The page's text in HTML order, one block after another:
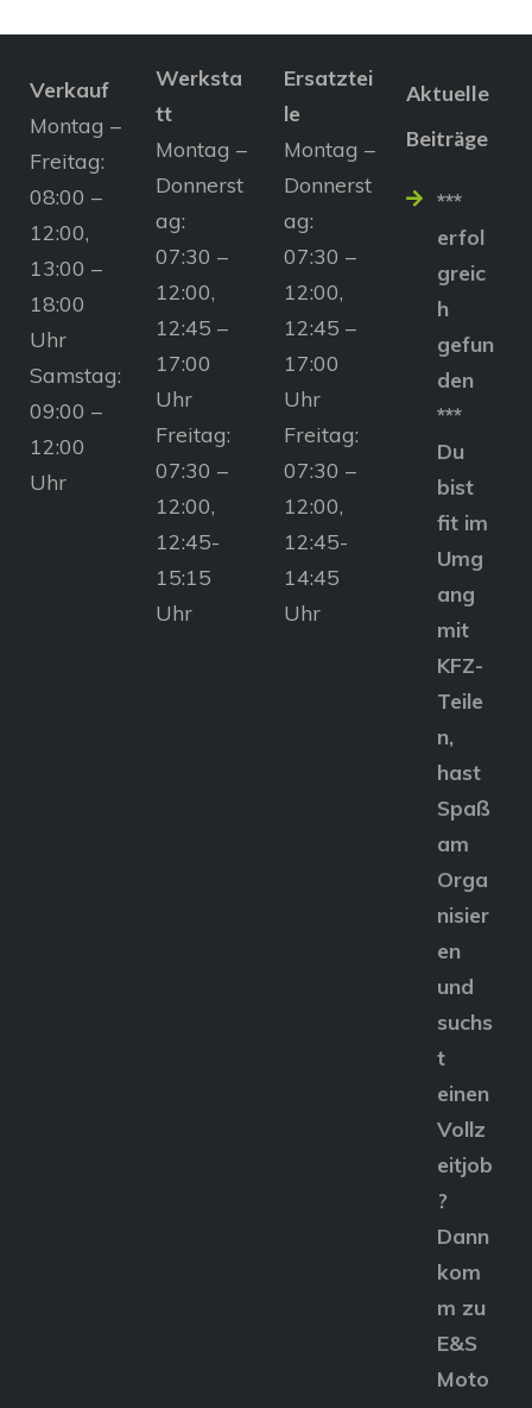
Verkauf
Montag –
Freitag:
08:00 –
12:00,
13:00 –
18:00
Uhr
Samstag:
09:00 –
12:00
Uhr
Werksta
tt
Montag –
Donnerst
ag:
07:30 –
12:00,
12:45 –
17:00
Uhr
Freitag:
07:30 –
12:00,
12:45-
15:15
Uhr
Ersatztei
le
Montag –
Donnerst
ag:
07:30 –
12:00,
12:45 –
17:00
Uhr
Freitag:
07:30 –
12:00,
12:45-
14:45
Uhr
Aktuelle
Beiträge
***
erfol
greic
h
gefun
den
***
Du
bist
fit im
Umg
ang
mit
KFZ-
Teile
n,
hast
Spaß
am
Orga
nisier
en
und
suchs
t
einen
Vollz
eitjob
?
Dann
kom
m zu
E&S
Moto